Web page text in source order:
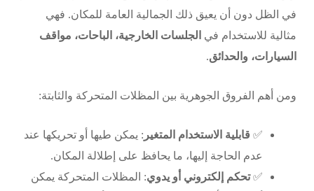
في الظل دون أن يعيق ذلك الجمالية العامة للمكان. فهي
مثالية للاستخدام في الجلسات الخارجية، الباحات، مواقف
السيارات، والحدائق.
ومن أهم الفروق الجوهرية بين المظلات المتحركة والثابتة:
✅ قابلية الاستخدام المتغير : يمكن طيها أو تحريكها عند
عدم الحاجة إليها، ما يحافظ على إطلالة المكان.
✅تحكم إلكتروني أو يدوي: المظلات المتحركة يمكن